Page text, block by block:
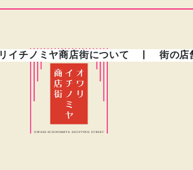
イチノミヤ商店街について 街の店